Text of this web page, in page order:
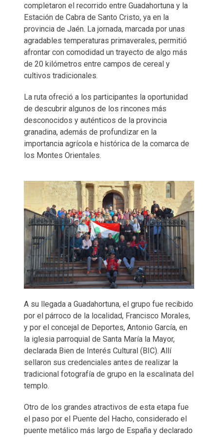
completaron el recorrido entre Guadahortuna y la
Estación de Cabra de Santo Cristo, ya en la
provincia de Jaén. La jornada, marcada por unas
agradables temperaturas primaverales, permitió
afrontar con comodidad un trayecto de algo más
de 20 kilómetros entre campos de cereal y
cultivos tradicionales.
La ruta ofreció a los participantes la oportunidad
de descubrir algunos de los rincones más
desconocidos y auténticos de la provincia
granadina, además de profundizar en la
importancia agrícola e histórica de la comarca de
los Montes Orientales.
A su llegada a Guadahortuna, el grupo fue recibido
por el párroco de la localidad, Francisco Morales,
y por el concejal de Deportes, Antonio García, en
la iglesia parroquial de Santa María la Mayor,
declarada Bien de Interés Cultural (BIC). Allí
sellaron sus credenciales antes de realizar la
tradicional fotografía de grupo en la escalinata del
templo.
Otro de los grandes atractivos de esta etapa fue
el paso por el Puente del Hacho, considerado el
puente metálico más largo de España y declarado